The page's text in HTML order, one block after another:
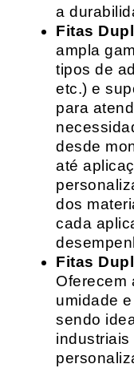
a
Fitas
ampla
tipos de
etc.) e
para
desde
até
dos
cada
Fitas
Oferecem
umidade
sendo
industriais